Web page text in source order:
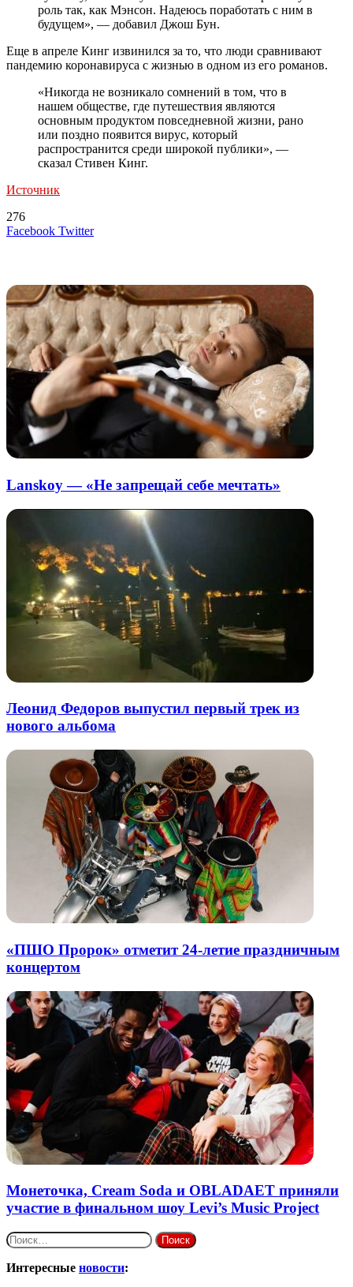
роль так, как Мэнсон. Надеюсь поработать с ним в
будущем», — добавил Джош Бун.
Еще в апреле Кинг извинился за то, что люди сравнивают
пандемию коронавируса с жизнью в одном из его романов.
«Никогда не возникало сомнений в том, что в
нашем обществе, где путешествия являются
основным продуктом повседневной жизни, рано
или поздно появится вирус, который
распространится среди широкой публики», —
сказал Стивен Кинг.
Источник
276
Facebook TwitterLinkedIn
Tumblr
Reddit
Вконтакте
Одноклассники
Skype
Messenger
Messenger
WhatsApp
Telegram
Viber
Line
Поделиться
Печатать
Lanskoy — «Не запрещай себе мечтать»
Леонид Федоров выпустил первый трек из
нового альбома
«ПШО Пророк» отметит 24-летие праздничным
концертом
Монеточка, Cream Soda и OBLADAET приняли
участие в финальном шоу Levi’s Music Project
Найти:
Интересные новости: